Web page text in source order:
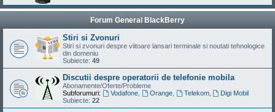
Forum General BlackBerry
Stiri si Zvonuri
Stiri si zvonuri despre viitoare lansari terminale si noutati tehnologice
din domeniu
Subiecte: 49
Discutii despre operatorii de telefonie mobila
Abonamente/Oferte/Probleme
Subforumuri:
Vodafone, Orange, Telekom,
Digi Mobil
Subiecte: 22